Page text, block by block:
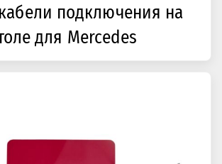
подключения на
для Mercedes